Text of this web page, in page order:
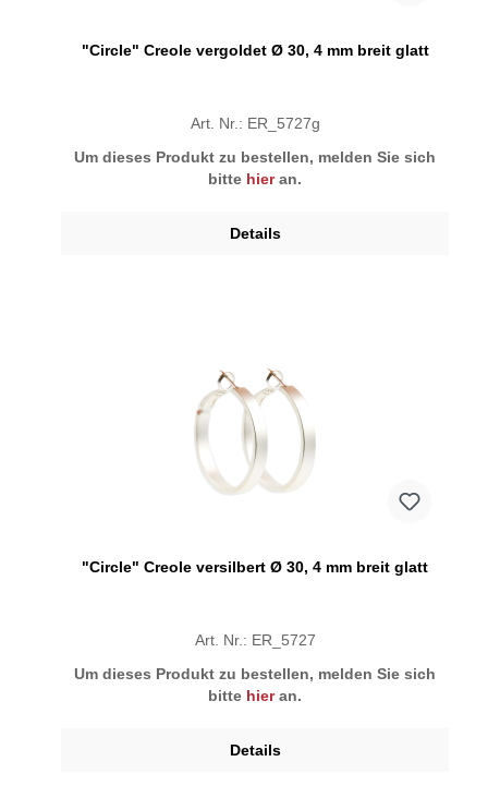
"Circle" Creole vergoldet Ø 30, 4 mm breit glatt
Art. Nr.: ER_5727g
Um dieses Produkt zu bestellen, melden Sie sich
bitte hieran.
Details
"Circle" Creole versilbert Ø 30, 4 mm breit glatt
Art. Nr.: ER_5727
Um dieses Produkt zu bestellen, melden Sie sich
bitte hieran.
Details